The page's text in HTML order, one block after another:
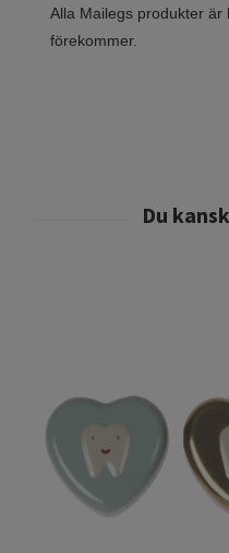
Alla Mailegs produkter
förekommer.